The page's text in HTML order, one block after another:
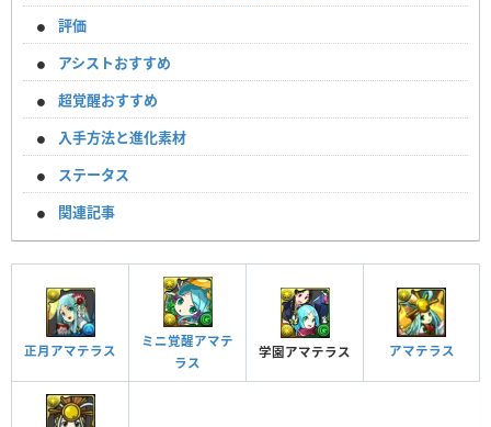
評価
アシストおすすめ
超覚醒おすすめ
入手方法と進化素材
ステータス
関連記事
正月アマテラス
ミニ覚醒アマテ
ラス
学園アマテラス アマテラス